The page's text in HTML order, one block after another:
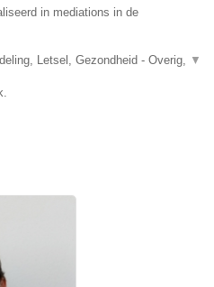
in mediations in de
Letsel, Gezondheid - Overig, ▼